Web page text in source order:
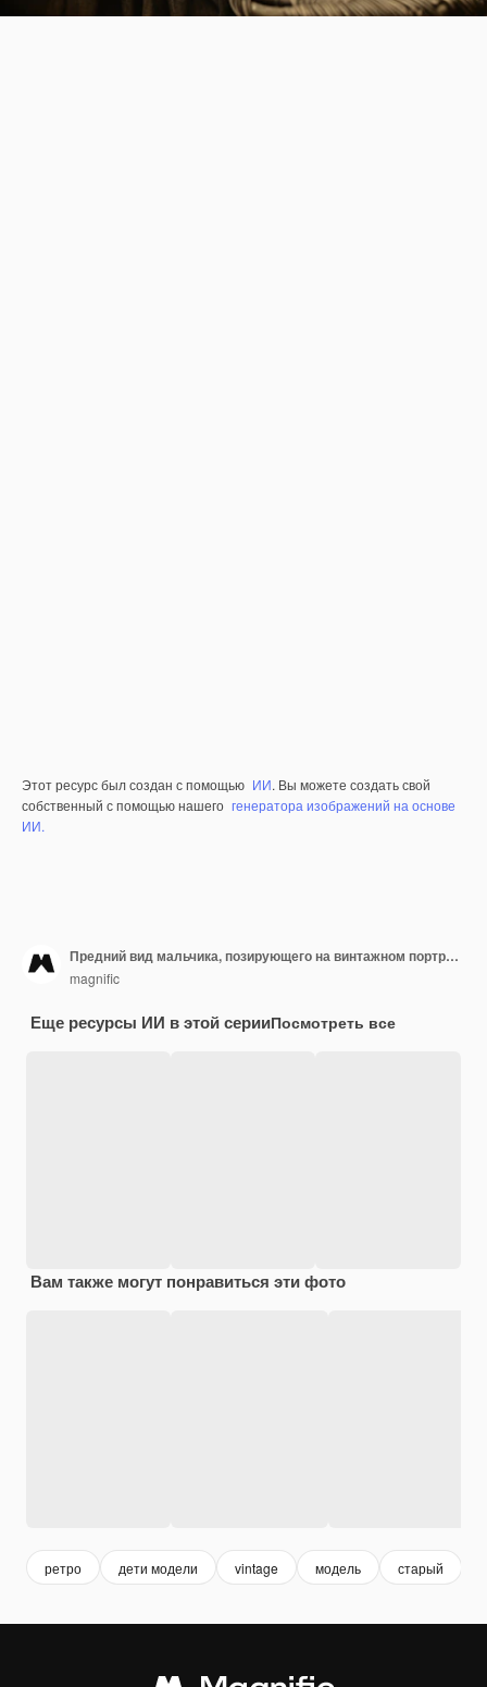
Этот ресурс был создан с помощью ИИ. Вы можете создать свой
собственный с помощью нашего генератора изображений на основе
ИИ.
Предний вид мальчика, позирующего на винтажном портрете
magnific
Еще ресурсы ИИ в этой серииПосмотреть все
Вам также могут понравиться эти фото
ретро дети модели vintage модель старый